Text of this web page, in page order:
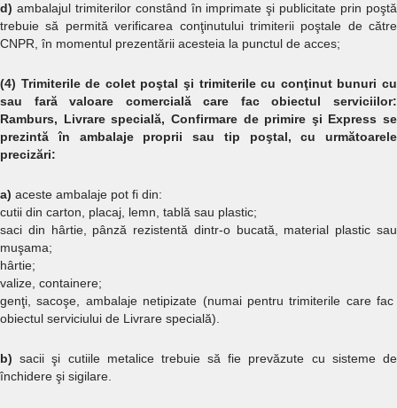
d) ambalajul trimiterilor constând în imprimate şi publicitate prin poştă
trebuie să permită verificarea conţinutului trimiterii poştale de către
CNPR, în momentul prezentării acesteia la punctul de acces;
(4) Trimiterile de colet poştal şi trimiterile cu conţinut bunuri cu
sau fară valoare comercială care fac obiectul serviciilor:
Ramburs, Livrare specială, Confirmare de primire şi Express se
prezintă în ambalaje proprii sau tip poştal, cu următoarele
precizări:
a) aceste ambalaje pot fi din:
cutii din carton, placaj, lemn, tablă sau plastic;
saci din hârtie, pânză rezistentă dintr-o bucată, material plastic sau
muşama;
hârtie;
valize, containere;
genţi, sacoşe, ambalaje netipizate (numai pentru trimiterile care fac
obiectul serviciului de Livrare specială).
b)sacii şi cutiile metalice trebuie să fie prevăzute cu sisteme de
închidere şi sigilare.